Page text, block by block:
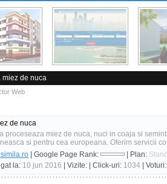
miez de nuca
Web
de nuca
proceseaza miez de nuca, nuci in coaja si
si pentru cea europeana. Oferim servicii
| Google Page Rank: | Plan:
la: 10 jun 2016 | Vizite: | Click-uri: 1034 | Voturi: